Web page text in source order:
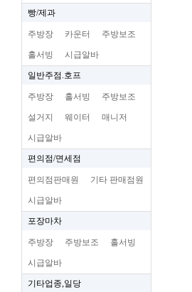
빵/제과
주방장 카운터 주방보조
홀서빙 시급알바
일반주점.호프
주방장 홀서빙 주방보조
설거지 웨이터 매니저
시급알바
편의점/면세점
편의점판매원 기타 판매점원
시급알바
포장마차
주방장 주방보조 홀서빙
시급알바
기타업종,일당